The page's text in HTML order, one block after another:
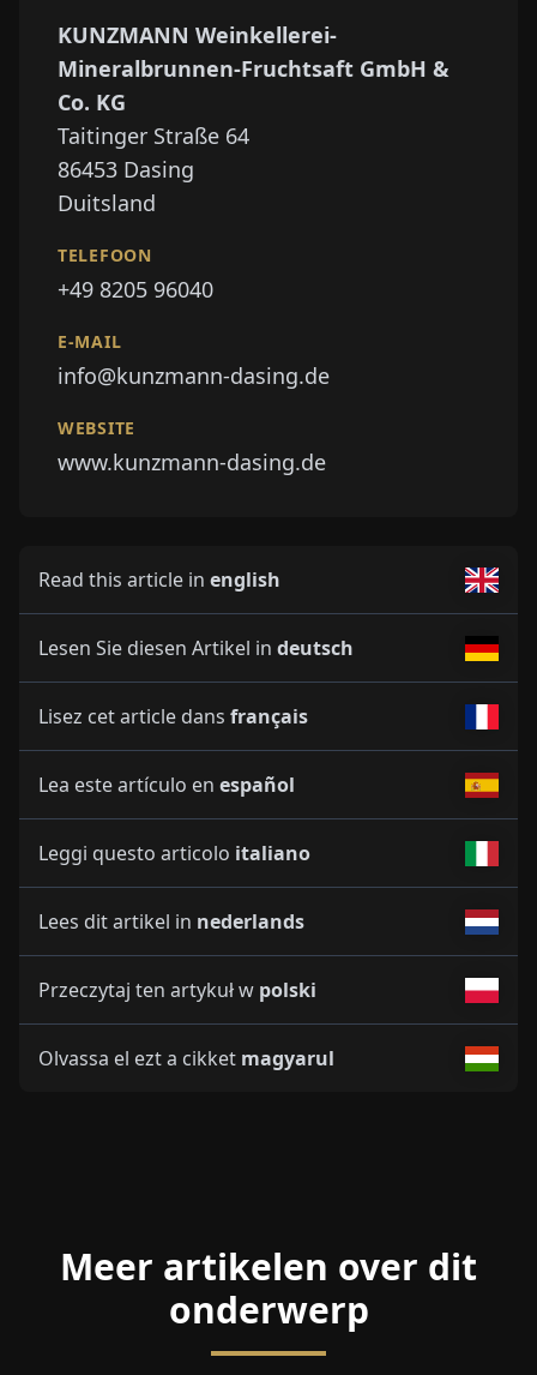
KUNZMANN Weinkellerei-
Mineralbrunnen-Fruchtsaft GmbH &
Co. KG
Taitinger Straße 64
86453 Dasing
Duitsland
TELEFOON
+49 8205 96040
E-MAIL
info@kunzmann-dasing.de
WEBSITE
www.kunzmann-dasing.de
Read this article in english
Lesen Sie diesen Artikel in deutsch
Lisez cet article dans français
Lea este artículo en español
Leggi questo articolo italiano
Lees dit artikel in nederlands
Przeczytaj ten artykuł w polski
Olvassa el ezt a cikket magyarul
Meer artikelen over dit
onderwerp